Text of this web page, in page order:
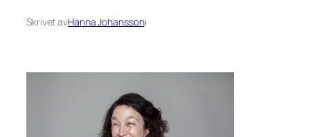
Skrivet avHanna Johanssoni